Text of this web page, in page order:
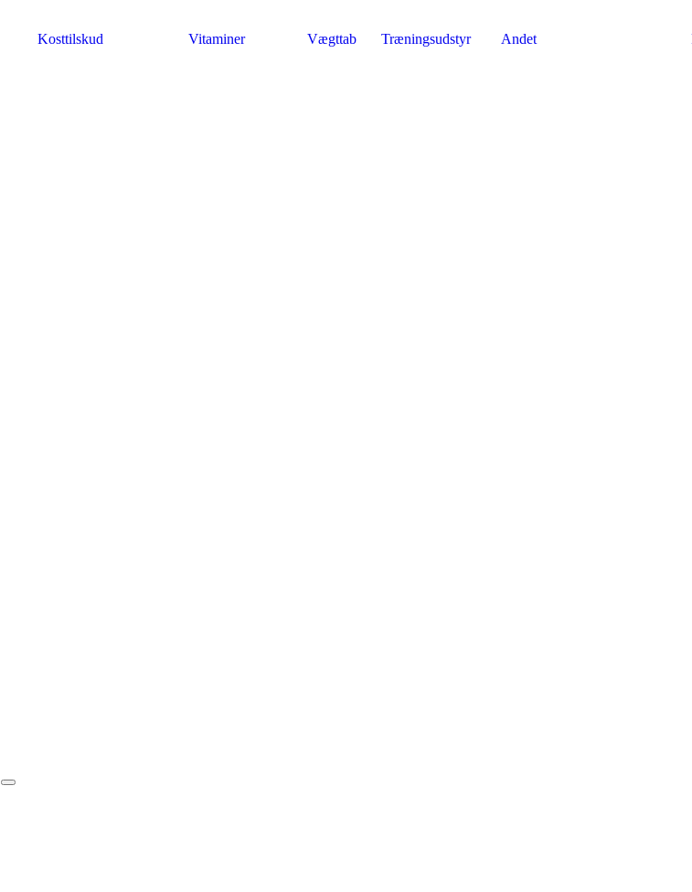
Kosttilskud Vitaminer Vægttab Træningsudstyr Andet
Hamburger Toggle Menu